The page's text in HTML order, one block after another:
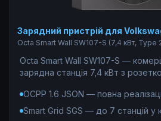
Зарядний пристрій для
Octa Smart Wall SW107-S (7,4 кВт, Type
Octa Smart Wall SW107-S —
зарядна станція 7,4 кВт з
бізнес-центрів де потрібна
інфраструктура: OCPP 1.6 JSON,
OCPP 1.6 JSON — повна
Smart Grid SGS — до 7 станцій у